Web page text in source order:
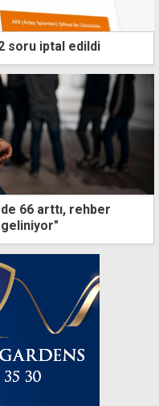
soru iptal edildi
66 arttı, rehber